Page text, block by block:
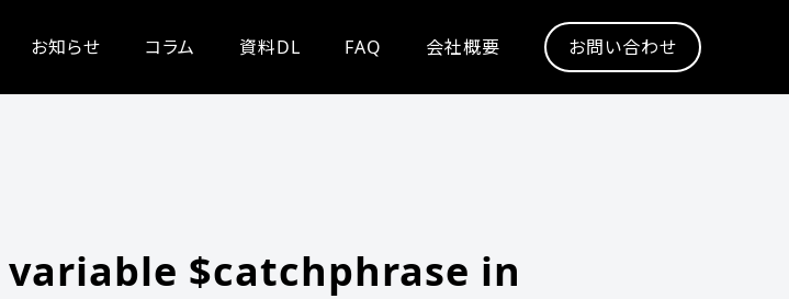
お知らせ コラム 資料DL FAQ 会社概要 お問い合わせ
$catchphrase in